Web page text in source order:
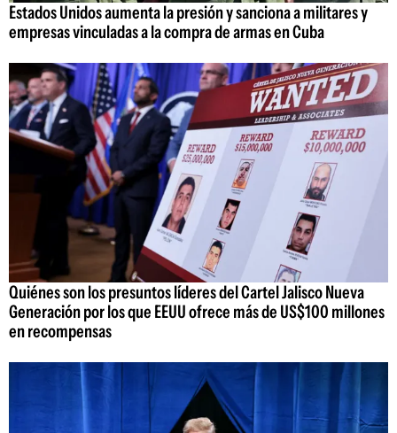
Estados Unidos aumenta la presión y sanciona a militares y
empresas vinculadas a la compra de armas en Cuba
Quiénes son los presuntos líderes del Cartel Jalisco Nueva
Generación por los que EEUU ofrece más de US$100 millones
en recompensas